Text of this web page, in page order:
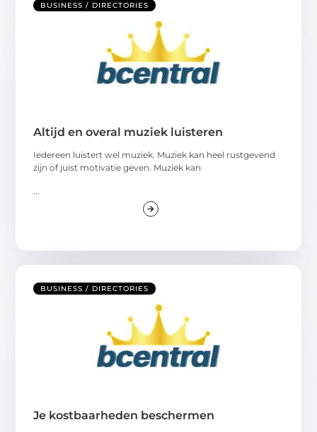
BUSINESS / DIRECTORIES
Altijd en overal muziek luisteren
Iedereen luistert wel muziek. Muziek kan heel rustgevend
zijn of juist motivatie geven. Muziek kan
BUSINESS / DIRECTORIES
Je kostbaarheden beschermen